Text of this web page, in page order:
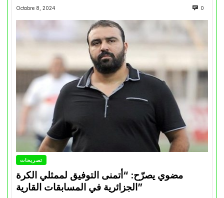
Octobre 8, 2024 0
تصريحات
مضوي يصرّح: “أتمنى التوفيق لممثلي الكرة
الجزائرية في المسابقات القارية”